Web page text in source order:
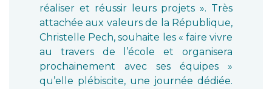
réaliser et réussir leurs projets ». Très
attachée aux valeurs de la République,
Christelle Pech, souhaite les « faire vivre
au travers de l’école et organisera
prochainement avec ses équipes »
qu’elle plébiscite, une journée dédiée.